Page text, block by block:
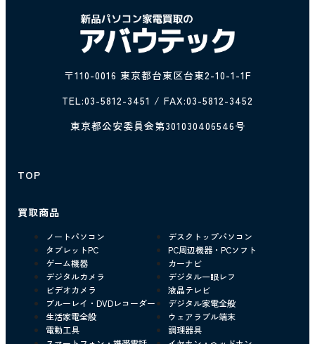
〒110-0016 東京都台東区台東2-10-1-1F
TEL:03-5812-3451 / FAX:03-5812-3452
東京都公安委員会第301030406546号
TOP
買取商品
ノートパソコン
デスクトップパソコン
タブレットPC
PC周辺機器・PCソフト
ゲーム機器
カーナビ
デジタルカメラ
デジタル一眼レフ
ビデオカメラ
液晶テレビ
ブルーレイ・DVDレコーダー
デジタル家電全般
生活家電全般
ウェアラブル端末
電動工具
調理器具